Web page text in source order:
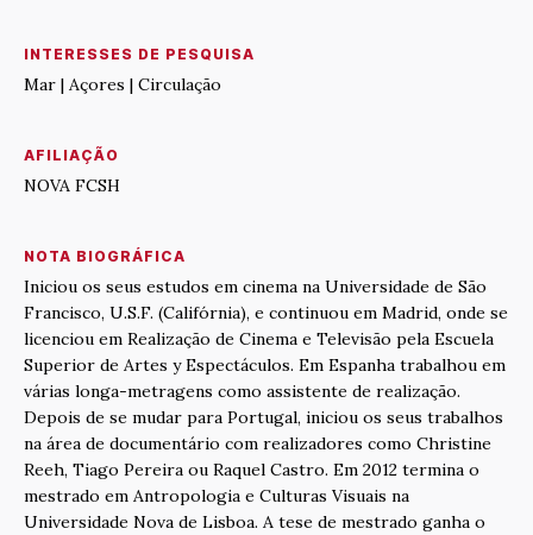
INTERESSES DE PESQUISA
Mar | Açores | Circulação
AFILIAÇÃO
NOVA FCSH
NOTA BIOGRÁFICA
Iniciou os seus estudos em cinema na Universidade de São
Francisco, U.S.F. (Califórnia), e continuou em Madrid, onde se
licenciou em Realização de Cinema e Televisão pela Escuela
Superior de Artes y Espectáculos. Em Espanha trabalhou em
várias longa-metragens como assistente de realização.
Depois de se mudar para Portugal, iniciou os seus trabalhos
na área de documentário com realizadores como Christine
Reeh, Tiago Pereira ou Raquel Castro. Em 2012 termina o
mestrado em Antropologia e Culturas Visuais na
Universidade Nova de Lisboa. A tese de mestrado ganha o